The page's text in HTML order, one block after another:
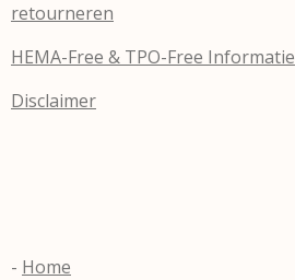
retourneren
HEMA-Free & TPO-Free Informatie
Disclaimer
- Home